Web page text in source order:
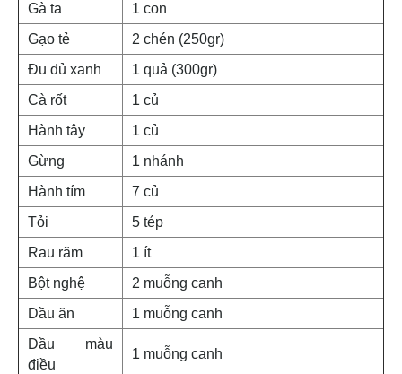
Gà ta
1 con
Gạo tẻ
2 chén (250gr)
Đu đủ xanh
1 quả (300gr)
Cà rốt
1 củ
Hành tây
1 củ
Gừng
1 nhánh
Hành tím
7 củ
Tỏi
5 tép
Rau răm
1 ít
Bột nghệ
2 muỗng canh
Dầu ăn
1 muỗng canh
Dầu màu
điều
1 muỗng canh